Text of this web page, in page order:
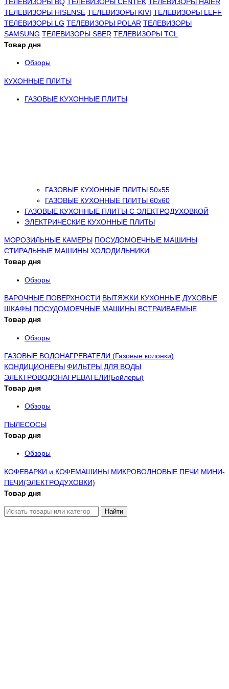
ТЕЛЕВИЗОРЫ HISENSE ТЕЛЕВИЗОРЫ KIVI ТЕЛЕВИЗОРЫ LEFF
ТЕЛЕВИЗОРЫ LG ТЕЛЕВИЗОРЫ POLAR ТЕЛЕВИЗОРЫ
SAMSUNG ТЕЛЕВИЗОРЫ SBER ТЕЛЕВИЗОРЫ TCL
Товар дня
Обзоры
КУХОННЫЕ ПЛИТЫ
ГАЗОВЫЕ КУХОННЫЕ ПЛИТЫ
ГАЗОВЫЕ КУХОННЫЕ ПЛИТЫ 50х55
ГАЗОВЫЕ КУХОННЫЕ ПЛИТЫ 60х60
ГАЗОВЫЕ КУХОННЫЕ ПЛИТЫ С ЭЛЕКТРОДУХОВКОЙ
ЭЛЕКТРИЧЕСКИЕ КУХОННЫЕ ПЛИТЫ
МОРОЗИЛЬНЫЕ КАМЕРЫ ПОСУДОМОЕЧНЫЕ МАШИНЫ
СТИРАЛЬНЫЕ МАШИНЫ ХОЛОДИЛЬНИКИ
Товар дня
Обзоры
ВАРОЧНЫЕ ПОВЕРХНОСТИ ВЫТЯЖКИ КУХОННЫЕ ДУХОВЫЕ
ШКАФЫ ПОСУДОМОЕЧНЫЕ МАШИНЫ ВСТРАИВАЕМЫЕ
Товар дня
Обзоры
ГАЗОВЫЕ ВОДОНАГРЕВАТЕЛИ (Газовые колонки)
КОНДИЦИОНЕРЫ ФИЛЬТРЫ ДЛЯ ВОДЫ
ЭЛЕКТРОВОДОНАГРЕВАТЕЛИ(Бойлеры)
Товар дня
Обзоры
ПЫЛЕСОСЫ
Товар дня
Обзоры
КОФЕВАРКИ и КОФЕМАШИНЫ МИКРОВОЛНОВЫЕ ПЕЧИ МИНИ-
ПЕЧИ(ЭЛЕКТРОДУХОВКИ)
Товар дня
Найти